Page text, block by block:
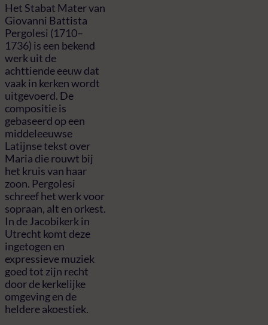
Het Stabat Mater van
Giovanni Battista
Pergolesi (1710–
1736) is een bekend
werk uit de
achttiende eeuw dat
vaak in kerken wordt
uitgevoerd. De
compositie is
gebaseerd op een
middeleeuwse
Latijnse tekst over
Maria die rouwt bij
het kruis van haar
zoon. Pergolesi
schreef het werk voor
sopraan, alt en orkest.
In de Jacobikerk in
Utrecht komt deze
ingetogen en
expressieve muziek
goed tot zijn recht
door de kerkelijke
omgeving en de
heldere akoestiek.